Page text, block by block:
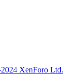
XenForo Ltd.